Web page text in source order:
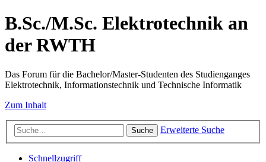
B.Sc./M.Sc. Elektrotechnik an
der RWTH
Das Forum für die Bachelor/Master-Studenten des Studienganges
Elektrotechnik, Informationstechnik und Technische Informatik
Zum Inhalt
Suche Erweiterte Suche
Schnellzugriff